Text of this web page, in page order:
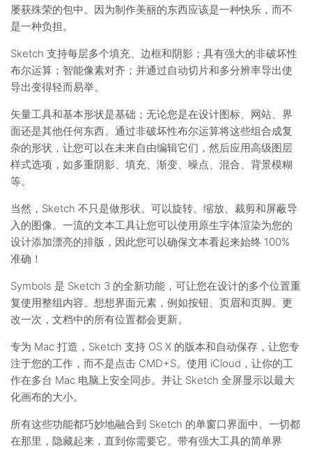
屡获殊荣的包中。因为制作美丽的东西应该是一种快乐，而不
是一种负担。
Sketch 支持每层多个填充、边框和阴影；具有强大的非破坏性
布尔运算；智能像素对齐；并通过自动切片和多分辨率导出使
导出变得轻而易举。
矢量工具和基本形状是基础；无论您是在设计图标、网站、界
面还是其他任何东西。通过非破坏性布尔运算将这些组合成复
杂的形状，让您可以在未来自由编辑它们，然后应用高级图层
样式选项，如多重阴影、填充、渐变、噪点、混合、背景模糊
等。
当然，Sketch 不只是做形状。可以旋转、缩放、裁剪和屏蔽导
入的图像。一流的文本工具让您可以使用原生字体渲染为您的
设计添加漂亮的排版，因此您可以确保文本看起来始终 100%
准确！
Symbols 是 Sketch 3 的全新功能，可让您在设计的多个位置重
复使用整组内容。想想界面元素，例如按钮、页眉和页脚。更
改一次，文档中的所有位置都会更新。
专为 Mac 打造，Sketch 支持 OS X 的版本和自动保存，让您专
注于您的工作，而不是点击 CMD+S。使用 iCloud，让你的工
作在多台 Mac 电脑上安全同步。并让 Sketch 全屏显示以最大
化画布的大小。
所有这些功能都巧妙地融合到 Sketch 的单窗口界面中。一切都
在那里，隐藏起来，直到你需要它。带有强大工具的简单界